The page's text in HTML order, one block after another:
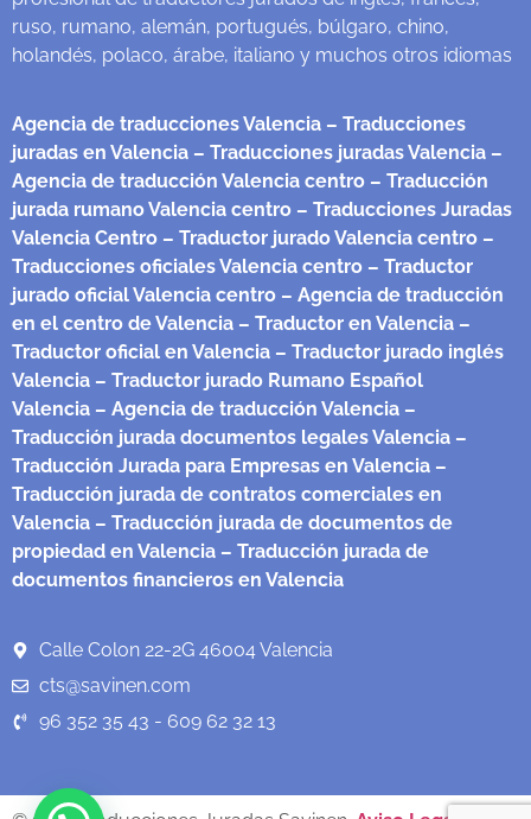
ruso, rumano, alemán, portugués, búlgaro, chino,
holandés, polaco, árabe, italiano y muchos otros idiomas
Agencia de traducciones Valencia – Traducciones
juradas en Valencia – Traducciones juradas Valencia –
Agencia de traducción Valencia centro – Traducción
jurada rumano Valencia centro – Traducciones Juradas
Valencia Centro – Traductor jurado Valencia centro –
Traducciones oficiales Valencia centro – Traductor
jurado oficial Valencia centro – Agencia de traducción
en el centro de Valencia – Traductor en Valencia –
Traductor oficial en Valencia – Traductor jurado inglés
Valencia – Traductor jurado Rumano Español
Valencia – Agencia de traducción Valencia –
Traducción jurada documentos legales Valencia –
Traducción Jurada para Empresas en Valencia –
Traducción jurada de contratos comerciales en
Valencia – Traducción jurada de documentos de
propiedad en Valencia – Traducción jurada de
documentos financieros en Valencia
Calle Colon 22-2G 46004 Valencia
cts@savinen.com
96 352 35 43 - 609 62 32 13